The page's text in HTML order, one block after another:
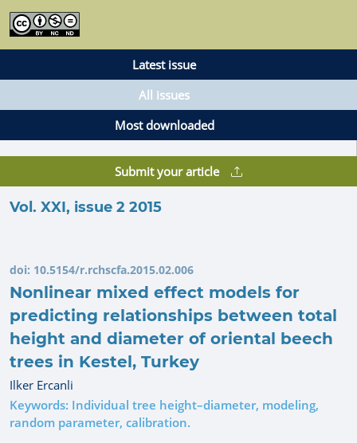
Latest issue
All issues
Most downloaded
Submit your article
Vol. XXI, issue 2 2015
doi: 10.5154/r.rchscfa.2015.02.006
Nonlinear mixed effect models for
predicting relationships between total
height and diameter of oriental beech
trees in Kestel, Turkey
Ilker Ercanli
Keywords: Individual tree height–diameter, modeling,
random parameter, calibration.